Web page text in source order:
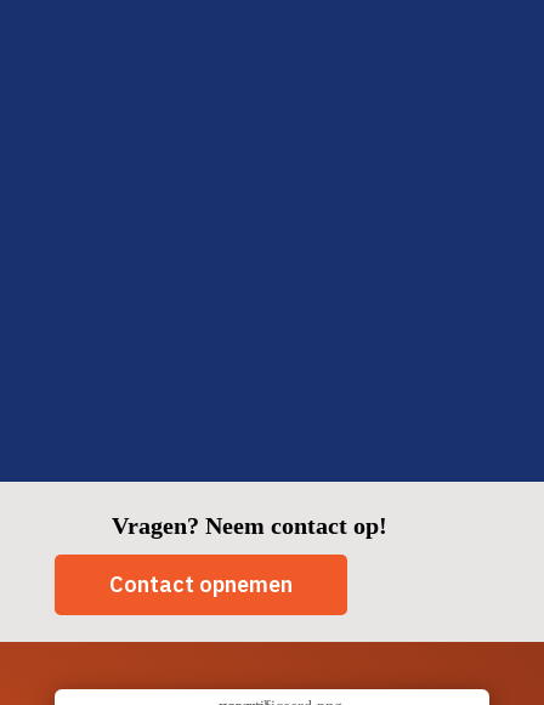
Vragen? Neem contact op!
Contact opnemen